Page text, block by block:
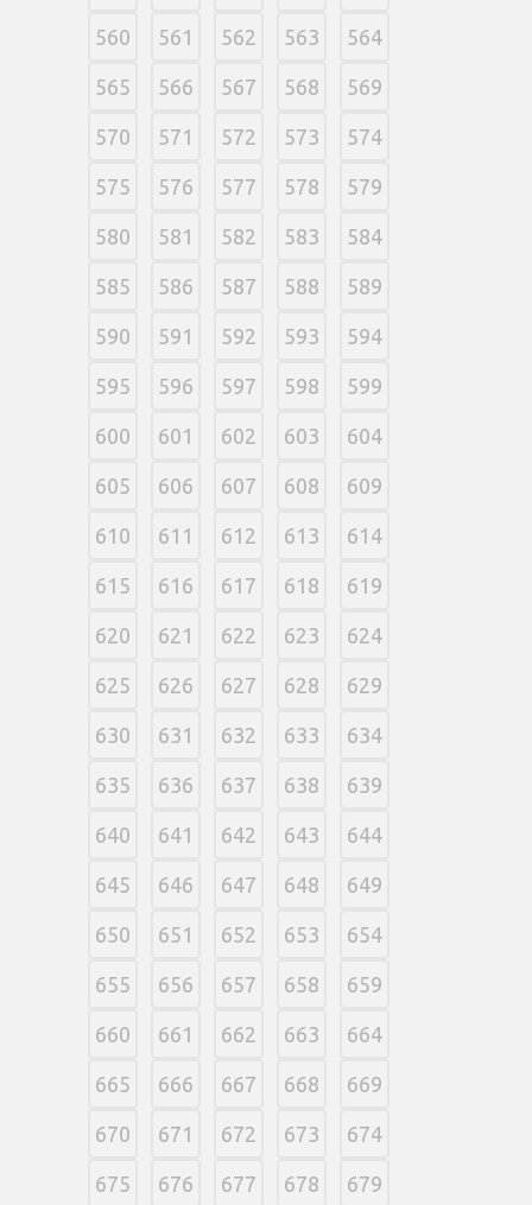
560 561 562 563 564
565 566 567 568 569
570 571 572 573 574
575 576 577 578 579
580 581 582 583 584
585 586 587 588 589
590 591 592 593 594
595 596 597 598 599
600 601 602 603 604
605 606 607 608 609
610 611 612 613 614
615 616 617 618 619
620 621 622 623 624
625 626 627 628 629
630 631 632 633 634
635 636 637 638 639
640 641 642 643 644
645 646 647 648 649
650 651 652 653 654
655 656 657 658 659
660 661 662 663 664
665 666 667 668 669
670 671 672 673 674
675 676 677 678 679